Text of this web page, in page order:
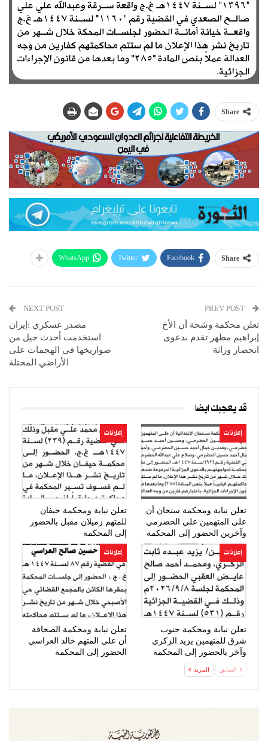
Share
Share
Facebook
Twitter
WhatsApp
تعلن محكمة وشحة أن الأخ
إبراهيم مطهر تقدم بدعوى
انحصار وراثة
NEXT POST
مصدر عسكري :إيران
استخدمت أحدث جيل من
صواريخها في الهجمات على
الأراضي المحتلة
قد يعجبك ايضا
إعلانات
تعلن نيابة ومحكمة سنحان أن
على المتهمين علي الحضرمي
وآخرين الحضور إلى المحكمة
إعلانات
تعلن نيابة ومحكمة حيفان
للمتهم زميلان مقبل بالحضور
إلى المحكمة
إعلانات
تعلن نيابة ومحكمة جنوب
شرق للمتهمين يزيد الزكري
وآخر بالحضور إلى المحكمة
إعلانات
تعلن نيابة ومحكمة الصحافة
أن على المتهم خالد العراسي
الحضور إلى المحكمة
السابق المزيد